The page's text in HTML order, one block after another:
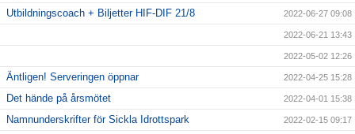
Utbildningscoach + Biljetter HIF-DIF 21/8 2022-06-27 09:08
2022-06-21 13:43
2022-05-02 12:26
Äntligen! Serveringen öppnar 2022-04-25 15:28
Det hände på årsmötet 2022-04-01 15:38
Namnunderskrifter för Sickla Idrottspark 2022-02-15 09:17